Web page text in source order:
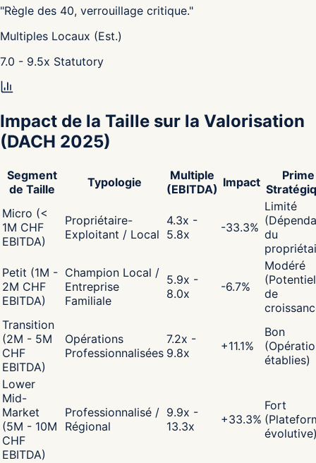
"Règle des 40, verrouillage critique."
Multiples Locaux (Est.)
7.0 - 9.5x Statutory
Impact de la Taille sur la Valorisation
(DACH 2025)
Segment
de Taille
Typologie
Multiple
(EBITDA) Impact
Prime
Micro (<
1M CHF
EBITDA)
Propriétaire-
Exploitant / Local
4.3x -
5.8x
-33.3%
Limité
du
Petit (1M -
2M CHF
EBITDA)
Champion Local /
Entreprise
Familiale
5.9x -
8.0x
-6.7%
Modéré
(Potentiel
de
Transition
(2M - 5M
CHF
EBITDA)
Opérations
Professionnalisées
7.2x -
9.8x
+11.1%
Bon
établies)
Lower
Mid-
Market
(5M - 10M
CHF
EBITDA)
Professionnalisé /
Régional
9.9x -
13.3x
+33.3%
Fort